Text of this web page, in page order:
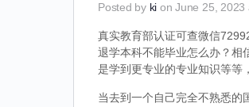
Posted by ki on June 25, 2023
真实教育部认证可查微信
退学本科不能毕业怎么办？相
是学到更专业的专业知识等等
当去到一个自己完全不熟悉的